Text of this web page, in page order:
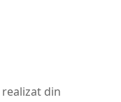
din